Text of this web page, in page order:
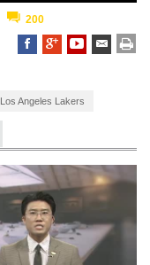
200
Los Angeles Lakers